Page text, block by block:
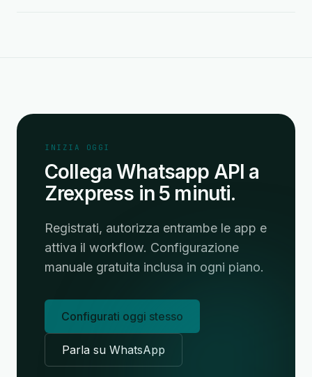
INIZIA OGGI
Collega Whatsapp API a
Zrexpress in 5 minuti.
Registrati, autorizza entrambe le app e
attiva il workflow. Configurazione
manuale gratuita inclusa in ogni piano.
Configurati oggi stesso
Parla su WhatsApp